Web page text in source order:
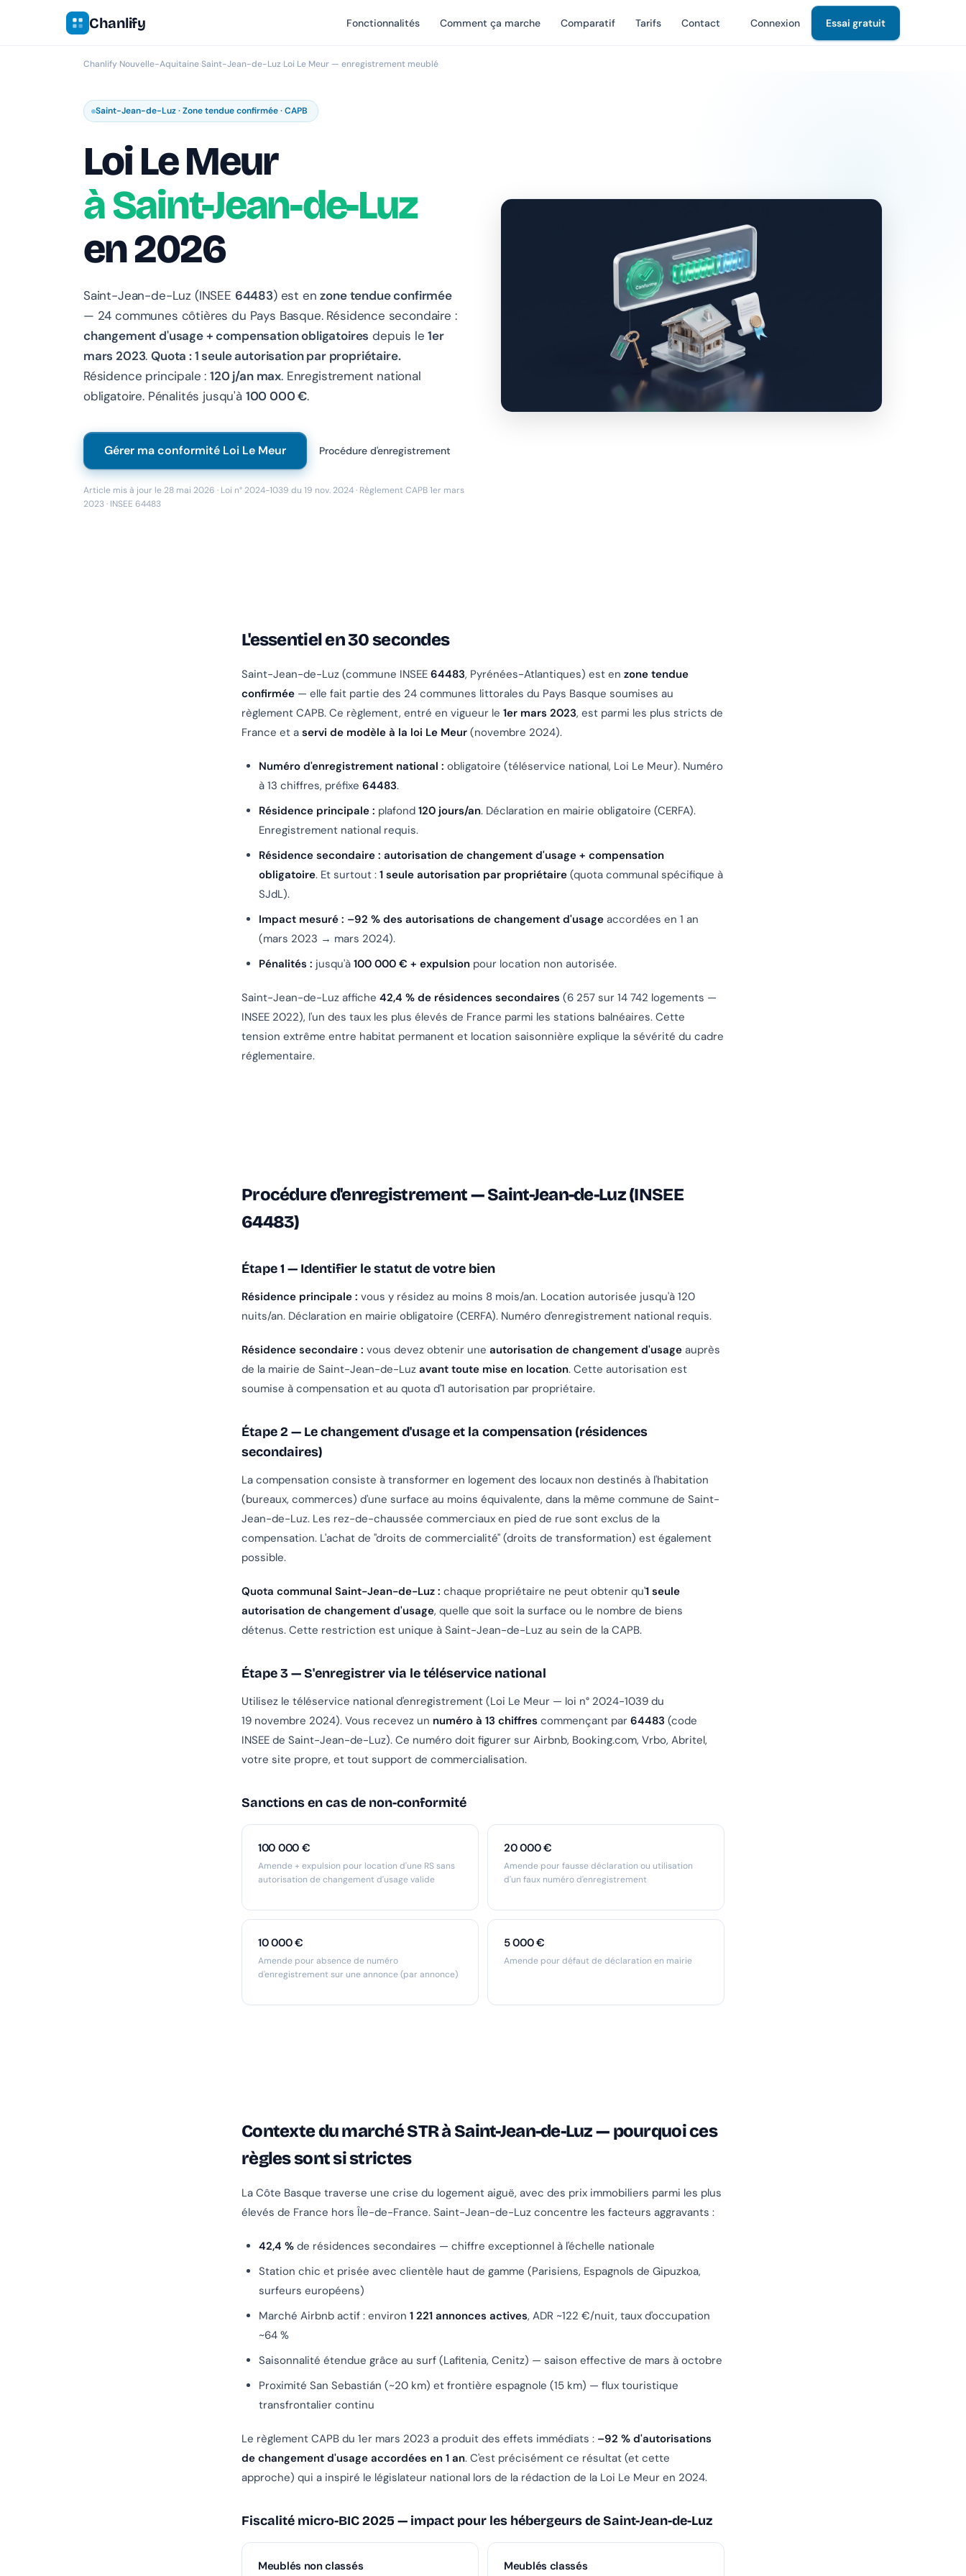
Chanlify Fonctionnalités Comment ça marche Comparatif Tarifs Contact Connexion Essai gratuit
Chanlify›Nouvelle-Aquitaine›Saint-Jean-de-Luz›Loi Le Meur — enregistrement meublé
Saint-Jean-de-Luz · Zone tendue confirmée · CAPB
Loi Le Meur
à Saint-Jean-de-Luz
en 2026
Saint-Jean-de-Luz (INSEE 64483) est enzone tendue confirmée
— 24 communes côtières du Pays Basque. Résidence secondaire :
changement d'usage + compensation obligatoires depuis le1er
mars 2023.Quota : 1 seule autorisation par propriétaire.
Résidence principale :120 j/an max. Enregistrement national
obligatoire. Pénalités jusqu'à 100 000 €.
Gérer ma conformité Loi Le Meur Procédure d'enregistrement
Article mis à jour le 28 mai 2026 · Loi n° 2024-1039 du 19 nov. 2024 · Règlement CAPB 1er mars
2023 · INSEE 64483
L'essentiel en 30 secondes
Saint-Jean-de-Luz (commune INSEE 64483, Pyrénées-Atlantiques) est en zone tendue
confirmée — elle fait partie des 24 communes littorales du Pays Basque soumises au
règlement CAPB. Ce règlement, entré en vigueur le 1er mars 2023, est parmi les plus stricts de
France et a servi de modèle à la loi Le Meur (novembre 2024).
Numéro d'enregistrement national : obligatoire (téléservice national, Loi Le Meur). Numéro
à 13 chiffres, préfixe 64483.
Résidence principale : plafond 120 jours/an. Déclaration en mairie obligatoire (CERFA).
Enregistrement national requis.
Résidence secondaire : autorisation de changement d'usage + compensation
obligatoire. Et surtout : 1 seule autorisation par propriétaire (quota communal spécifique à
SJdL).
Impact mesuré : –92 % des autorisations de changement d'usage accordées en 1 an
(mars 2023 → mars 2024).
Pénalités : jusqu'à 100 000 € + expulsion pour location non autorisée.
Saint-Jean-de-Luz affiche 42,4 % de résidences secondaires (6 257 sur 14 742 logements —
INSEE 2022), l'un des taux les plus élevés de France parmi les stations balnéaires. Cette
tension extrême entre habitat permanent et location saisonnière explique la sévérité du cadre
réglementaire.
Procédure d'enregistrement — Saint-Jean-de-Luz (INSEE
64483)
Étape 1 — Identifier le statut de votre bien
Résidence principale : vous y résidez au moins 8 mois/an. Location autorisée jusqu'à 120
nuits/an. Déclaration en mairie obligatoire (CERFA). Numéro d'enregistrement national requis.
Résidence secondaire : vous devez obtenir une autorisation de changement d'usage auprès
de la mairie de Saint-Jean-de-Luz avant toute mise en location. Cette autorisation est
soumise à compensation et au quota d'1 autorisation par propriétaire.
Étape 2 — Le changement d'usage et la compensation (résidences
secondaires)
La compensation consiste à transformer en logement des locaux non destinés à l'habitation
(bureaux, commerces) d'une surface au moins équivalente, dans la même commune de Saint-
Jean-de-Luz. Les rez-de-chaussée commerciaux en pied de rue sont exclus de la
compensation. L'achat de "droits de commercialité" (droits de transformation) est également
possible.
Quota communal Saint-Jean-de-Luz : chaque propriétaire ne peut obtenir qu'1 seule
autorisation de changement d'usage, quelle que soit la surface ou le nombre de biens
détenus. Cette restriction est unique à Saint-Jean-de-Luz au sein de la CAPB.
Étape 3 — S'enregistrer via le téléservice national
Utilisez le téléservice national d'enregistrement (Loi Le Meur — loi n° 2024-1039 du
19 novembre 2024). Vous recevez un numéro à 13 chiffres commençant par 64483 (code
INSEE de Saint-Jean-de-Luz). Ce numéro doit figurer sur Airbnb, Booking.com, Vrbo, Abritel,
votre site propre, et tout support de commercialisation.
Sanctions en cas de non-conformité
100 000 €
Amende + expulsion pour location d'une RS sans
autorisation de changement d'usage valide
20 000 €
Amende pour fausse déclaration ou utilisation
d'un faux numéro d'enregistrement
10 000 €
Amende pour absence de numéro
d'enregistrement sur une annonce (par annonce)
5 000 €
Amende pour défaut de déclaration en mairie
Contexte du marché STR à Saint-Jean-de-Luz — pourquoi ces
règles sont si strictes
La Côte Basque traverse une crise du logement aiguë, avec des prix immobiliers parmi les plus
élevés de France hors Île-de-France. Saint-Jean-de-Luz concentre les facteurs aggravants :
42,4 % de résidences secondaires — chiffre exceptionnel à l'échelle nationale
Station chic et prisée avec clientèle haut de gamme (Parisiens, Espagnols de Gipuzkoa,
surfeurs européens)
Marché Airbnb actif : environ 1 221 annonces actives, ADR ~122 €/nuit, taux d'occupation
~64 %
Saisonnalité étendue grâce au surf (Lafitenia, Cenitz) — saison effective de mars à octobre
Proximité San Sebastián (~20 km) et frontière espagnole (15 km) — flux touristique
transfrontalier continu
Le règlement CAPB du 1er mars 2023 a produit des effets immédiats : –92 % d'autorisations
de changement d'usage accordées en 1 an. C'est précisément ce résultat (et cette
approche) qui a inspiré le législateur national lors de la rédaction de la Loi Le Meur en 2024.
Fiscalité micro-BIC 2025 — impact pour les hébergeurs de Saint-Jean-de-Luz
Meublés non classés Meublés classés